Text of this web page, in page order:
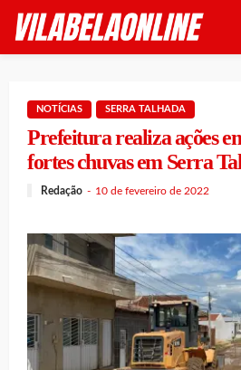
NOTÍCIAS SERRA TALHADA
Prefeitura realiza ações
fortes chuvas em Serra
Redação 10 de fevereiro de 2022